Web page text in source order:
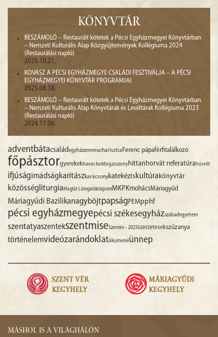
KÖNYVTÁR
BESZÁMOLÓ – Restaurált kötetek a Pécsi Egyházmegyei Könyvtárban
– Nemzeti Kulturális Alap Közgyűjtemények Kollégiuma 2024
(Restaurálási napló)
2025.10.21.
KOVÁSZ A PÉCSI EGYHÁZMEGYE CSALÁDI FESZTIVÁLJA – A PÉCSI
EGYHÁZMEGYEI KÖNYVTÁR PROGRAMJAI
2025.08.18.
BESZÁMOLÓ – Restaurált kötetek a Pécsi Egyházmegyei Könyvtárban
– Nemzeti Kulturális Alap Könyvtárak és Levéltárak Kollégiuma 2023
(Restaurálási napló)
2024.11.06.
adventbátacsaládegyházzeneeucharisztiaFerenc pápaférfitalálkozó
főpásztorgyerekekhavas boldogasszonyhittanhorvát referatúrahúsvét
ifjúságimádságkaritászkarácsonykatekéziskultúrakönyvtár
közösségliturgiaMagtár LátogatóközpontMKPKmohácsMáriagyűd
Máriagyűdi BazilikanagyböjtpapságPEMpphf
pécsi egyházmegyepécsi székesegyházszabadegyetem
szentatyaszentekszentmiseSzentév - 2025szerzetesekszűzanya
történelemvideózarándoklatökumenéünnep
MÁSHOL IS A VILÁGHÁLÓN